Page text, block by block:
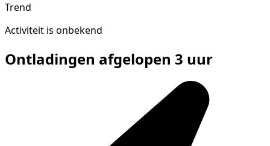
Trend
Activiteit is onbekend
Ontladingen afgelopen 3 uur